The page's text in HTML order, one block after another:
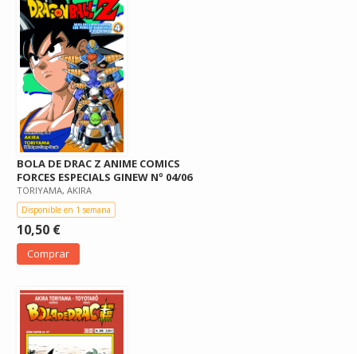
BOLA DE DRAC Z ANIME COMICS
FORCES ESPECIALS GINEW Nº 04/06
TORIYAMA, AKIRA
Disponible en 1 semana
10,50 €
Comprar